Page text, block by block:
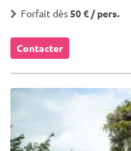
Forfait dès50 € / pers.
Contacter